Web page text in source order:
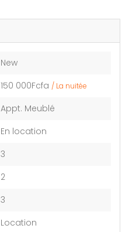
New
150 000Fcfa / La nuitée
Appt. Meublé
En location
3
2
3
Location